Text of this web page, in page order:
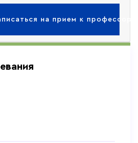
на прием к